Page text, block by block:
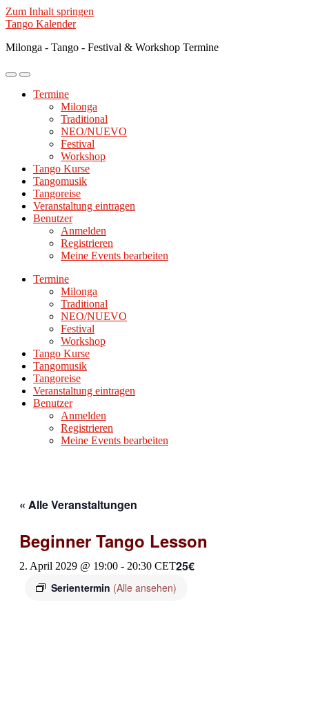
Zum Inhalt springen
Tango Kalender
Milonga - Tango - Festival & Workshop Termine
Mobile-
ein-/ausblenden
Suchfeld
ein-/ausblenden
Termine
Milonga
Traditional
NEO/NUEVO
Festival
Workshop
Tango Kurse
Tangomusik
Tangoreise
Veranstaltung eintragen
Benutzer
Anmelden
Registrieren
Meine Events bearbeiten
Termine
Milonga
Traditional
NEO/NUEVO
Festival
Workshop
Tango Kurse
Tangomusik
Tangoreise
Veranstaltung eintragen
Benutzer
Anmelden
Registrieren
Meine Events bearbeiten
« Alle Veranstaltungen
Beginner Tango Lesson
2. April 2029 @ 19:00 - 20:30 CET
Serientermin (Alle ansehen)
25€